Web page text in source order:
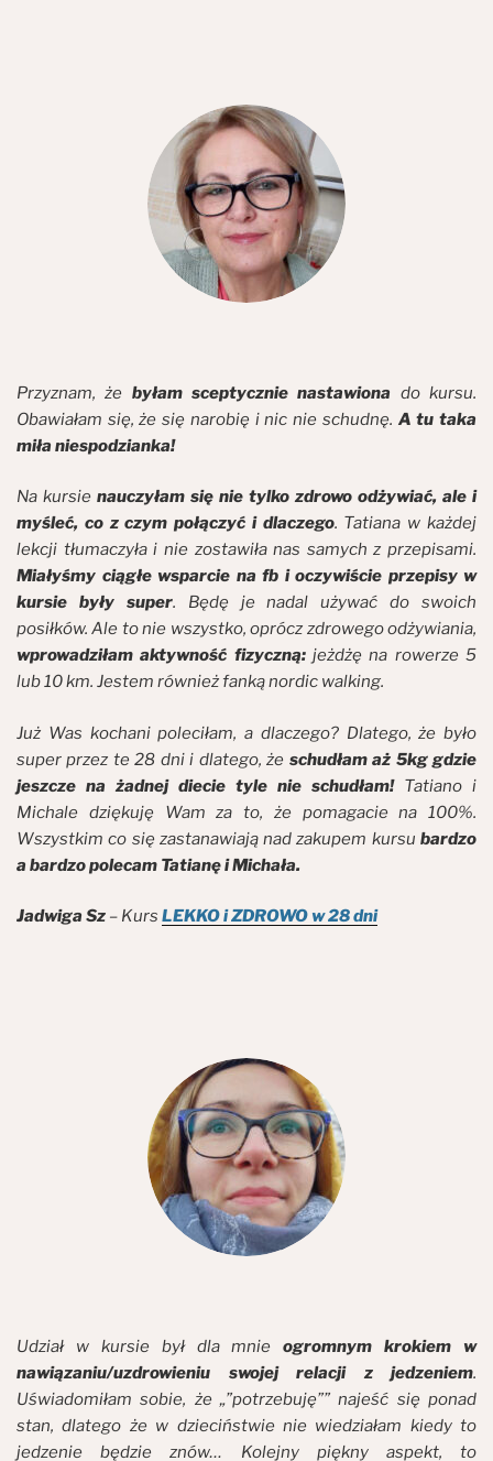
Przyznam, że byłam sceptycznie nastawiona do kursu.
Obawiałam się, że się narobię i nic nie schudnę. A tu taka
miła niespodzianka!
Na kursie nauczyłam się nie tylko zdrowo odżywiać, ale i
myśleć, co z czym połączyć i dlaczego. Tatiana w każdej
lekcji tłumaczyła i nie zostawiła nas samych z przepisami.
Miałyśmy ciągłe wsparcie na fb i oczywiście przepisy w
kursie były super. Będę je nadal używać do swoich
posiłków. Ale to nie wszystko, oprócz zdrowego odżywiania,
wprowadziłam aktywność fizyczną:jeżdżę na rowerze 5
lub 10 km. Jestem również fanką nordic walking.
Już Was kochani poleciłam, a dlaczego? Dlatego, że było
super przez te 28 dni i dlatego, że schudłam aż 5kg gdzie
jeszcze na żadnej diecie tyle nie schudłam!Tatiano i
Michale dziękuję Wam za to, że pomagacie na 100%.
Wszystkim co się zastanawiają nad zakupem kursu bardzo
a bardzo polecam Tatianę i Michała.
Jadwiga Sz – Kurs LEKKO i ZDROWO w 28 dni
Udział w kursie był dla mnieogromnym krokiem w
nawiązaniu/uzdrowieniu swojej relacji z jedzeniem.
Uświadomiłam sobie, że „”potrzebuję”” najeść się ponad
stan, dlatego że w dzieciństwie nie wiedziałam kiedy to
jedzenie będzie znów… Kolejny piękny aspekt, to